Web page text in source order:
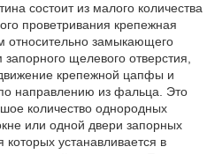
состоит из малого количества
проветривания крепежная
замыкающего
щелевого отверстия,
крепежной цапфы и
направлению из фальца. Это
количество однородных
или одной двери запорных
которых устанавливается в